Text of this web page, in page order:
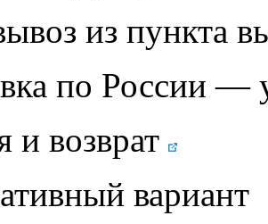
из пункта
по России —
и возврат
вариант